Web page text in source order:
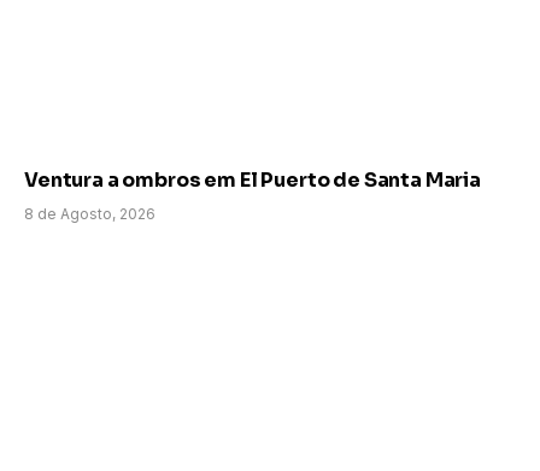
Ventura a ombros em El Puerto de Santa Maria
8 de Agosto, 2026